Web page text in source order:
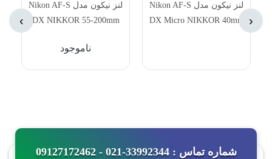
لنز نیکون مدل Nikon AF-S
DX Micro NIKKOR 40mm
لنز نیکون مدل Nikon AF-S
DX NIKKOR 55-200mm
ناموجود
‹
›
شماره تماس : 33992344-021 - 09127172462